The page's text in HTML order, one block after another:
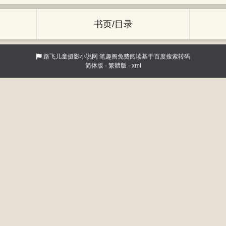
书页/目录
路飞儿童摄影小说网 笔趣阁免费阅读基于百度搜索转码
简体版 · 繁體版 · xml